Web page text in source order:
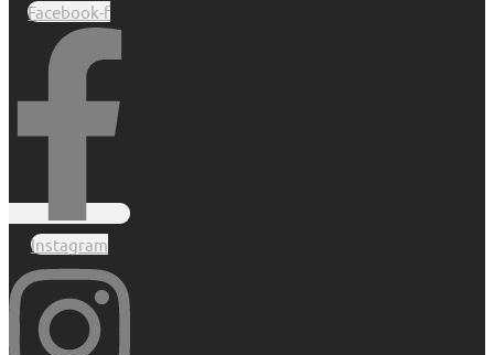
Facebook-f
Instagram